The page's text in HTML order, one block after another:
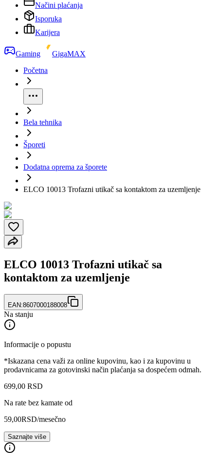
Načini plaćanja
Isporuka
Karijera
Gaming
GigaMAX
Početna
Bela tehnika
Šporeti
Dodatna oprema za šporete
ELCO 10013 Trofazni utikač sa kontaktom za uzemljenje
ELCO 10013 Trofazni utikač sa
kontaktom za uzemljenje
EAN:8607000188008
Na stanju
Informacije o popustu
*Iskazana cena važi za online kupovinu, kao i za kupovinu u
prodavnicama za gotovinski način plaćanja sa dospećem odmah.
699,00 RSD
Na rate bez kamate od
59,00RSD/mesečno
Saznajte više